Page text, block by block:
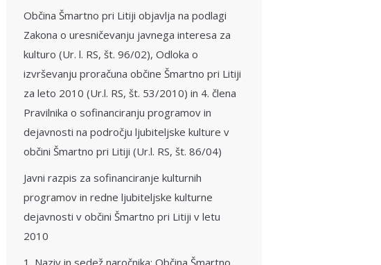
Občina Šmartno pri Litiji objavlja na podlagi
Zakona o uresničevanju javnega interesa za
kulturo (Ur. l. RS, št. 96/02), Odloka o
izvrševanju proračuna občine Šmartno pri Litiji
za leto 2010 (Ur.l. RS, št. 53/2010) in 4. člena
Pravilnika o sofinanciranju programov in
dejavnosti na področju ljubiteljske kulture v
občini Šmartno pri Litiji (Ur.l. RS, št. 86/04)
Javni razpis za sofinanciranje kulturnih
programov in redne ljubiteljske kulturne
dejavnosti v občini Šmartno pri Litiji v letu
2010
1. Naziv in sedež naročnika: Občina Šmartno